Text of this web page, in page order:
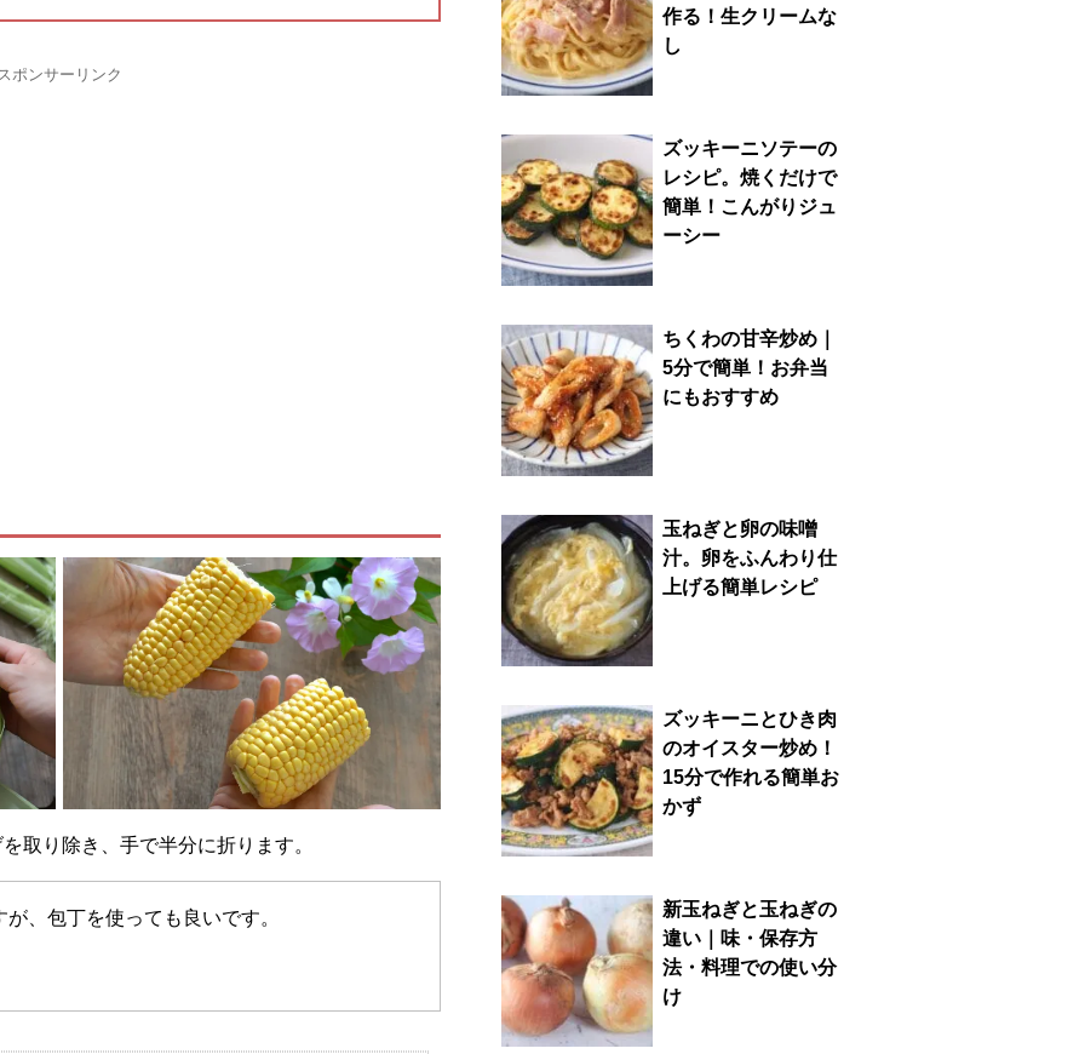
ポンサーリンク
取り除き、手で半分に折ります。
、包丁を使っても良いです。
作る！生クリームな
し
ズッキーニソテーの
レシピ。焼くだけで
簡単！こんがりジュ
ーシー
ちくわの甘辛炒め｜
5分で簡単！お弁当
にもおすすめ
玉ねぎと卵の味噌
汁。卵をふんわり仕
上げる簡単レシピ
ズッキーニとひき肉
のオイスター炒め！
15分で作れる簡単お
かず
新玉ねぎと玉ねぎの
違い｜味・保存方
法・料理での使い分
け